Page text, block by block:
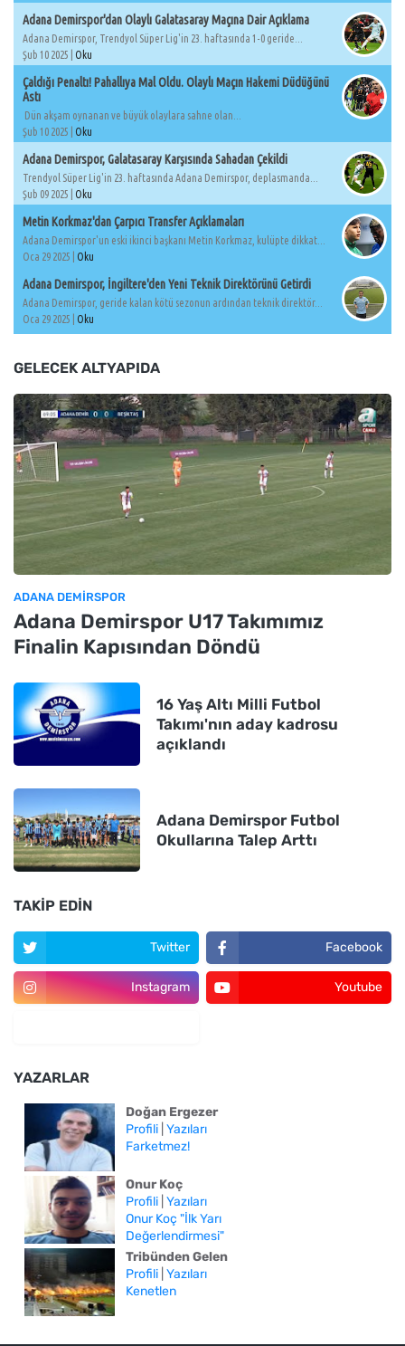
Adana Demirspor'dan Olaylı Galatasaray Maçına Dair Açıklama
Adana Demirspor, Trendyol Süper Lig'in 23. haftasında 1-0 geride...
Şub 10 2025 | Oku
Çaldığı Penaltı! Pahallıya Mal Oldu. Olaylı Maçın Hakemi Düdüğünü
Astı
Dün akşam oynanan ve büyük olaylara sahne olan...
Şub 10 2025 | Oku
Adana Demirspor, Galatasaray Karşısında Sahadan Çekildi
Trendyol Süper Lig'in 23. haftasında Adana Demirspor, deplasmanda...
Şub 09 2025 | Oku
Metin Korkmaz'dan Çarpıcı Transfer Açıklamaları
Adana Demirspor'un eski ikinci başkanı Metin Korkmaz, kulüpte dikkat...
Oca 29 2025 | Oku
Adana Demirspor, İngiltere'den Yeni Teknik Direktörünü Getirdi
Adana Demirspor, geride kalan kötü sezonun ardından teknik direktör...
Oca 29 2025 | Oku
GELECEK ALTYAPIDA
ADANA DEMIRSPOR
Adana Demirspor U17 Takımımız
Finalin Kapısından Döndü
16 Yaş Altı Milli Futbol
Takımı'nın aday kadrosu
açıklandı
Adana Demirspor Futbol
Okullarına Talep Arttı
TAKIP EDIN
Twitter Facebook
Instagram Youtube
YAZARLAR
Doğan Ergezer
Profili Yazıları
Farketmez!
Onur Koç
Profili Yazıları
Onur Koç "İlk Yarı
Değerlendirmesi"
Tribünden Gelen
Profili Yazıları
Kenetlen